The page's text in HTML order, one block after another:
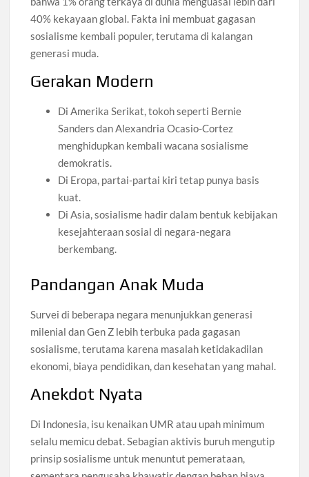
40% kekayaan global. Fakta ini membuat gagasan
sosialisme kembali populer, terutama di kalangan
generasi muda.
Gerakan Modern
Di Amerika Serikat, tokoh seperti Bernie
Sanders dan Alexandria Ocasio-Cortez
menghidupkan kembali wacana sosialisme
demokratis.
Di Eropa, partai-partai kiri tetap punya basis
kuat.
Di Asia, sosialisme hadir dalam bentuk kebijakan
kesejahteraan sosial di negara-negara
berkembang.
Pandangan Anak Muda
Survei di beberapa negara menunjukkan generasi
milenial dan Gen Z lebih terbuka pada gagasan
sosialisme, terutama karena masalah ketidakadilan
ekonomi, biaya pendidikan, dan kesehatan yang mahal.
Anekdot Nyata
Di Indonesia, isu kenaikan UMR atau upah minimum
selalu memicu debat. Sebagian aktivis buruh mengutip
prinsip sosialisme untuk menuntut pemerataan,